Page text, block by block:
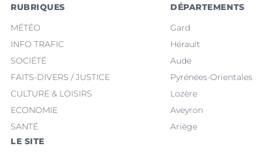
RUBRIQUES
MÉTÉO
INFO TRAFIC
SOCIÉTÉ
FAITS-DIVERS / JUSTICE
CULTURE & LOISIRS
ECONOMIE
SANTÉ
DÉPARTEMENTS
Gard
Hérault
Aude
Pyrénées-Orientales
Lozère
Aveyron
Ariège
LE SITE